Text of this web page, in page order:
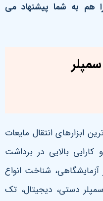
هم به شما پیشنهاد می
ابزارهای انتقال مایعات
بالایی در برداشت
آزمایشگاهی، شناخت انواع
دستی، دیجیتال، تک